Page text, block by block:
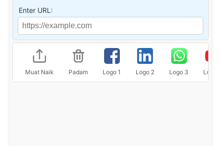
Enter URL:
Muat Naik Padam Logo 1 Logo 2 Logo 3 Logo